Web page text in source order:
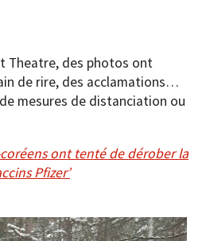
Theatre, des photos ont
de rire, des acclamations…
mesures de distanciation ou
coréens ont tenté de dérober la
Pfizer’